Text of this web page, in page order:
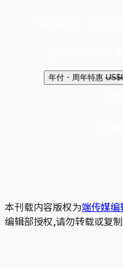
年付・周年特惠
本刊载内容版权为端传媒编
编辑部授权,请勿转载或复